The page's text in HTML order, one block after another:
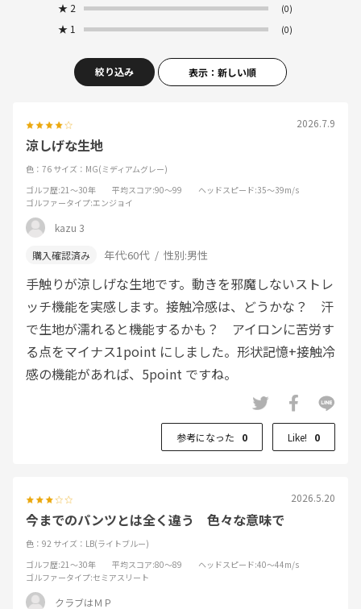
★ 2 (0)
★ 1 (0)
絞り込み 表示：新しい順
2026.7.9
涼しげな生地
色：76 サイズ：MG(ミディアムグレー)
ゴルフ歴:21～30年 平均スコア:90～99 ヘッドスピード:35～39m/s
ゴルファータイプ:エンジョイ
kazu 3
年代:60代 性別:男性
手触りが涼しげな生地です。動きを邪魔しないストレ
ッチ機能を実感します。接触冷感は、どうかな？ 汗
で生地が濡れると機能するかも？ アイロンに苦労す
る点をマイナス1point にしました。形状記憶+接触冷
感の機能があれば、5point ですね。
参考になった 0 Like! 0
2026.5.20
今までのパンツとは全く違う 色々な意味で
色：92 サイズ：LB(ライトブルー)
ゴルフ歴:21～30年 平均スコア:80～89 ヘッドスピード:40～44m/s
ゴルファータイプ:セミアスリート
クラブはＭＰ